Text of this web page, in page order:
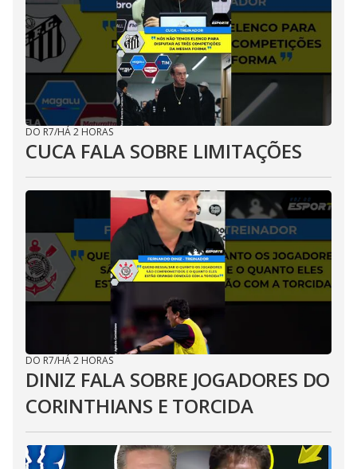
DO R7/HÁ 2 HORAS
CUCA FALA SOBRE LIMITAÇÕES
DO R7/HÁ 2 HORAS
DINIZ FALA SOBRE JOGADORES DO
CORINTHIANS E TORCIDA